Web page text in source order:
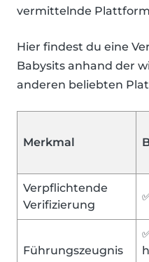
vermittelnde
Hier findest du eine
Babysits anhand der
anderen beliebten
Merkmal
Verpflichtende
Verifizierung
Führungszeugnis